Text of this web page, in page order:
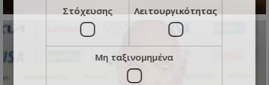
Στόχευσης Λειτουργικότητας
Μη ταξινομημένα